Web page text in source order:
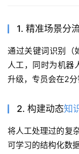
1. 精准场景分
通过关键词识别（
人工，同时为机器
升级，专员会在2
2. 构建动态知
将人工处理过的复
可学习的结构化数